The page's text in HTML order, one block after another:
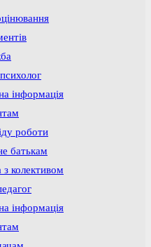
інформація
роботи
батькам
з колективом
інформація